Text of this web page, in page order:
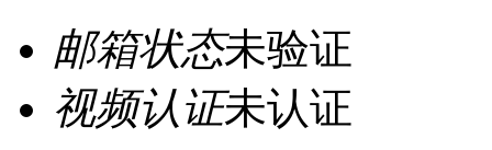
邮箱状态未验证
视频认证未认证